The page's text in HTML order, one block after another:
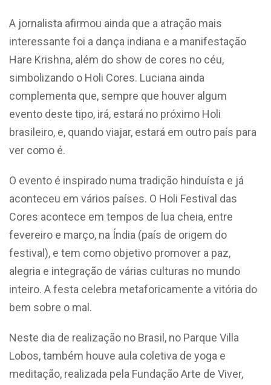
A jornalista afirmou ainda que a atração mais
interessante foi a dança indiana e a manifestação
Hare Krishna, além do show de cores no céu,
simbolizando o Holi Cores. Luciana ainda
complementa que, sempre que houver algum
evento deste tipo, irá, estará no próximo Holi
brasileiro, e, quando viajar, estará em outro país para
ver como é.
O evento é inspirado numa tradição hinduísta e já
aconteceu em vários países. O Holi Festival das
Cores acontece em tempos de lua cheia, entre
fevereiro e março, na Índia (país de origem do
festival), e tem como objetivo promover a paz,
alegria e integração de várias culturas no mundo
inteiro. A festa celebra metaforicamente a vitória do
bem sobre o mal.
Neste dia de realização no Brasil, no Parque Villa
Lobos, também houve aula coletiva de yoga e
meditação, realizada pela Fundação Arte de Viver,